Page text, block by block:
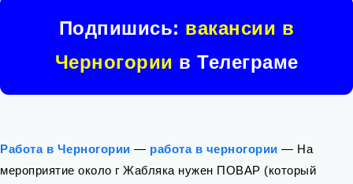
Подпишись: вакансии в
Черногории в Телеграме
Работа в Черногории — работа в черногории — На
мероприятие около г Жабляка нужен ПОВАР (который